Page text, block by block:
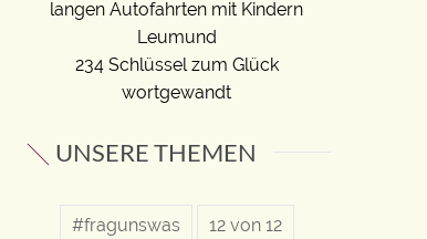
langen Autofahrten mit Kindern
Leumund
234 Schlüssel zum Glück
wortgewandt
UNSERE THEMEN
#fragunswas 12 von 12